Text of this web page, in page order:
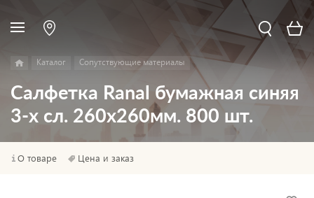
Каталог Сопутствующие материалы
Салфетка Ranal бумажная синяя
3-х сл. 260х260мм. 800 шт.
О товаре Цена и заказ